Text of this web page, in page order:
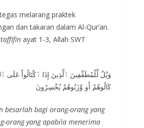
melarang praktek
dan takaran dalam Al-Qur’an.
ayat 1-3, Allah SWT
وَيْلٌ لِّلْمُطَفِّفِينَ ٱلَّذِينَ إِذَا ٱكْتَالُواْ عَلَى
كَالُوهُمْ أَو وَّزَنُوهُمْ يُخْسِرُونَ
besarlah bagi orang-orang yang
orang yang apabila menerima